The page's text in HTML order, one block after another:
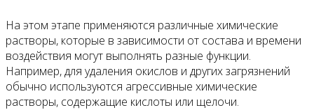
На этом этапе применяются различные химические
растворы, которые в зависимости от состава и времени
воздействия могут выполнять разные функции.
Например, для удаления окислов и других загрязнений
обычно используются агрессивные химические
растворы, содержащие кислоты или щелочи.